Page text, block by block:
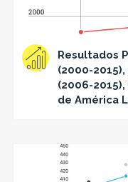
Resultados
(2000-
(2006-
de América